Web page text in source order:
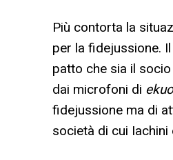
Più contorta la
per la fidejussione.
patto che sia il
dai microfoni di
fidejussione ma di
società di cui